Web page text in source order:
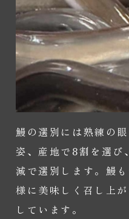
鰻の選別には熟練の
姿、産地で8割を選び
減で選別します。鰻
様に美味しく召し上
しています。